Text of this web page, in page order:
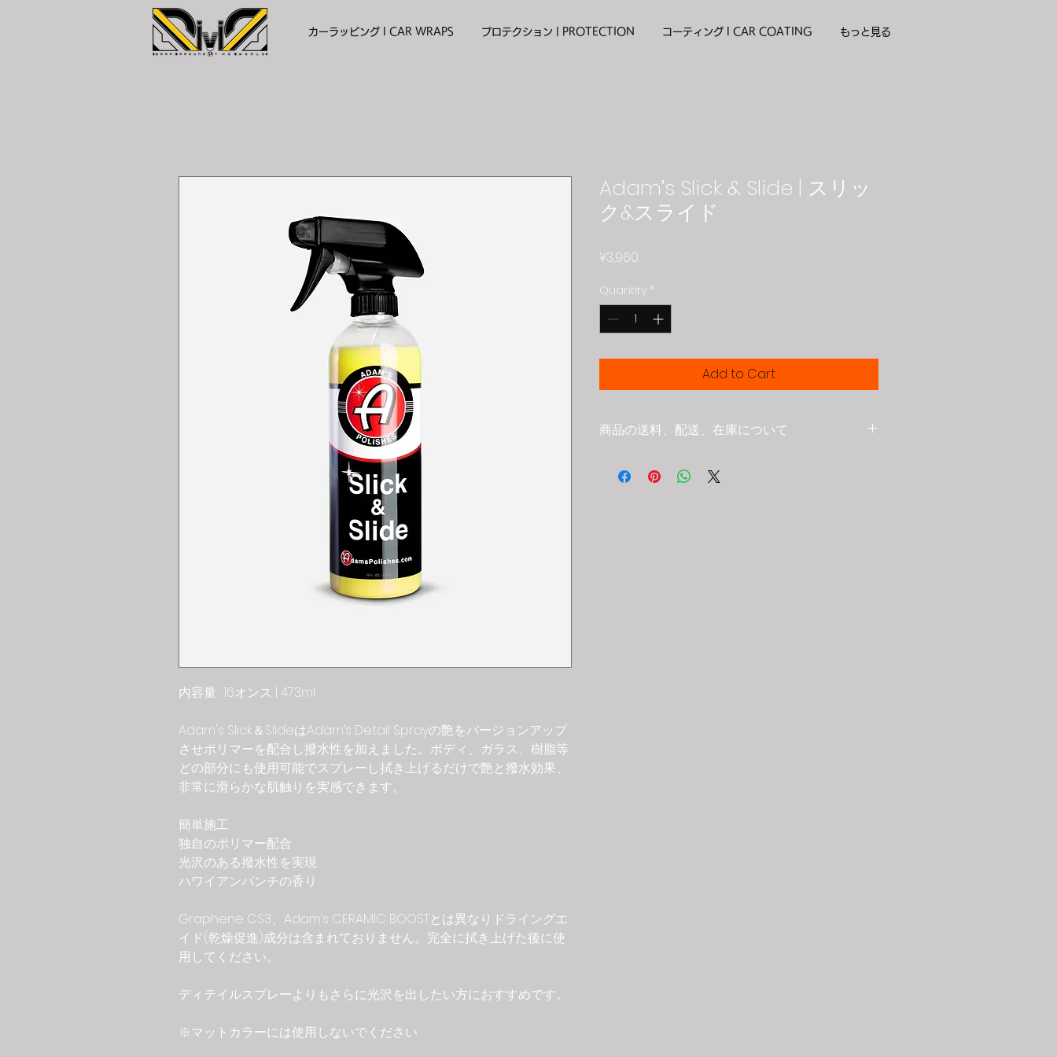
カーラッピング l CAR WRAPS プロテクション | PROTECTION コーティング l CAR COATING もっと見る
内容量 : 16オンス | 473ml
Adam's Slick＆SlideはAdam’s Detail Sprayの艶をバージョンアップ
させポリマーを配合し撥水性を加えました。ボディ、ガラス、樹脂等
どの部分にも使用可能でスプレーし拭き上げるだけで艶と撥水効果、
非常に滑らかな肌触りを実感できます。
簡単施工
独自のポリマー配合
光沢のある撥水性を実現
ハワイアンパンチの香り
Graphene CS3、Adam’s CERAMIC BOOSTとは異なりドライングエ
イド(乾燥促進)成分は含まれておりません。完全に拭き上げた後に使
用してください。
ディテイルスプレーよりもさらに光沢を出したい方におすすめです。
※マットカラーには使用しないでください
Adam’s Slick & Slide | スリッ
ク&スライド
¥3,960
Quantity *
Add to Cart
商品の送料、配送、在庫について
Adam’s Polishes送料は